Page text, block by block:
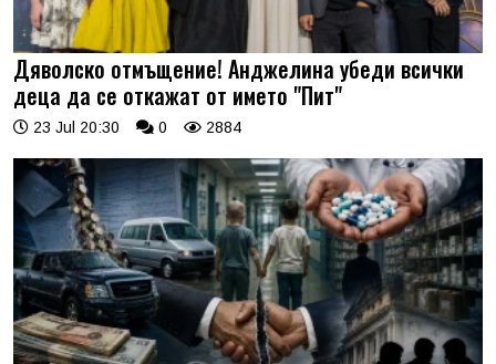
Дяволско отмъщение! Анджелина убеди всички
деца да се откажат от името "Пит"
23 Jul 20:30 0 2884